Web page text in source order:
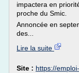
impactera en
proche du Smic.
Annoncée en
des...
Lire la suite
Site : https://